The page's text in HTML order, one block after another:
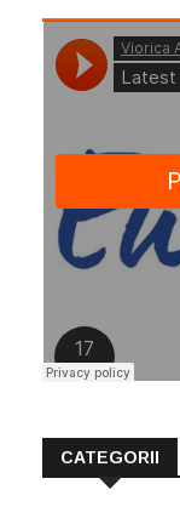
CATEGORII